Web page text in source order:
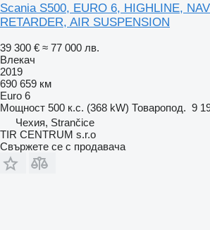
Scania S500, EURO 6, HIGHLINE,
RETARDER, AIR SUSPENSION
39 300 € ≈ 77 000 лв.
Влекач
2019
690 659 км
Euro 6
Мощност 500 к.с. (368 kW) Товаропод. 9
Чехия, Strančice
TIR CENTRUM s.r.o
Свържете се с продавача